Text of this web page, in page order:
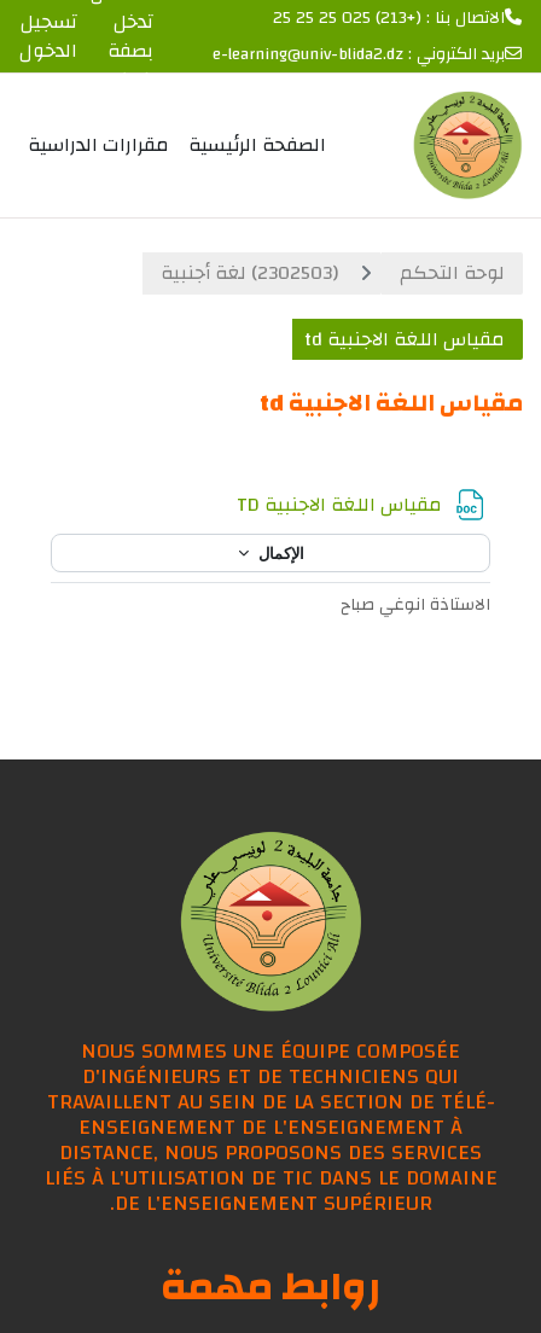
تخطى إلى المحتوى الرئيسي
الاتصال بنا : (+213) 025 25 25 25
بريد الكتروني :e-learning@univ-blida2.dz
تدخل
بصفة
ضيف
تسجيل
الدخول
الصفحة الرئيسية مقرارات الدراسية
لوحة التحكم
(2302503) لغة أجنبية
مقياس اللغة الاجنبية td
مقياس اللغة الاجنبية td
الخطوط العريضة للقسم
مقياس اللغة الاجنبية TD
الإكمال
الاستاذة انوغي صباح
NOUS SOMMES UNE ÉQUIPE COMPOSÉE
D'INGÉNIEURS ET DE TECHNICIENS QUI
TRAVAILLENT AU SEIN DE LA SECTION DE TÉLÉ-
ENSEIGNEMENT DE L'ENSEIGNEMENT À
DISTANCE, NOUS PROPOSONS DES SERVICES
LIÉS À L'UTILISATION DE TIC DANS LE DOMAINE
DE L'ENSEIGNEMENT SUPÉRIEUR.
روابط مهمة